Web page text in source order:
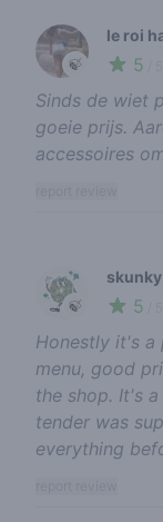
🍃
le roi
5
Sinds de wiet
goeie prijs.
accessoires
🍃
skunky
5
Honestly it's
menu, good
the shop. It's
tender was
everything